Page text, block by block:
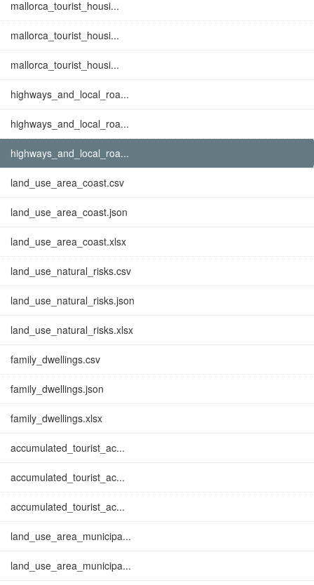
mallorca_tourist_housi...
mallorca_tourist_housi...
mallorca_tourist_housi...
highways_and_local_roa...
highways_and_local_roa...
highways_and_local_roa...
land_use_area_coast.csv
land_use_area_coast.json
land_use_area_coast.xlsx
land_use_natural_risks.csv
land_use_natural_risks.json
land_use_natural_risks.xlsx
family_dwellings.csv
family_dwellings.json
family_dwellings.xlsx
accumulated_tourist_ac...
accumulated_tourist_ac...
accumulated_tourist_ac...
land_use_area_municipa...
land_use_area_municipa...